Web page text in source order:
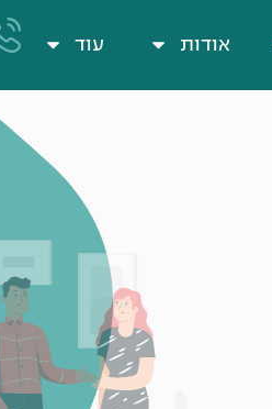
אודות עוד